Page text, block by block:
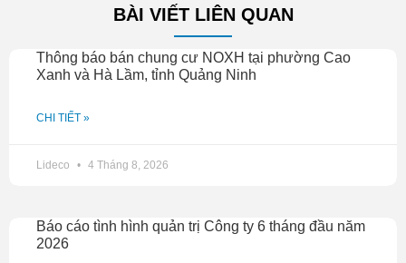
BÀI VIẾT LIÊN QUAN
Thông báo bán chung cư NOXH tại phường Cao
Xanh và Hà Lầm, tỉnh Quảng Ninh
CHI TIẾT »
Lideco 4 Tháng 8, 2026
Báo cáo tình hình quản trị Công ty 6 tháng đầu năm
2026